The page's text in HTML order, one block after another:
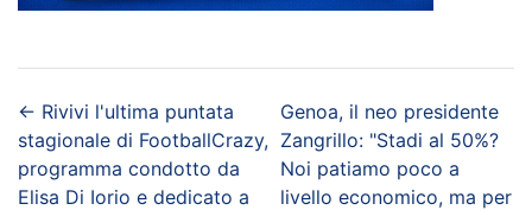
← Rivivi l'ultima puntata
stagionale di FootballCrazy,
programma condotto da
Elisa Di Iorio e dedicato a
Genoa, il neo presidente
Zangrillo: "Stadi al 50%?
Noi patiamo poco a
livello economico, ma per